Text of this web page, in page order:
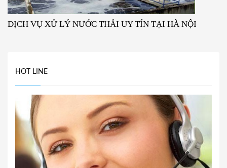
DỊCH VỤ XỬ LÝ NƯỚC THẢI UY TÍN TẠI HÀ NỘI
HOT LINE